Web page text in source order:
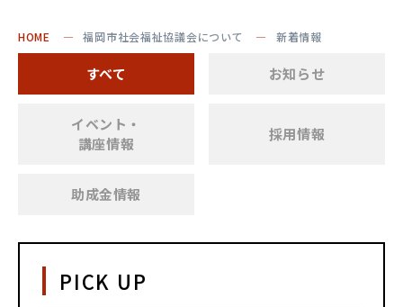
HOME 福岡市社会福祉協議会について 新着情報
すべて お知らせ
イベント・
講座情報
採用情報
助成金情報
PICK UP